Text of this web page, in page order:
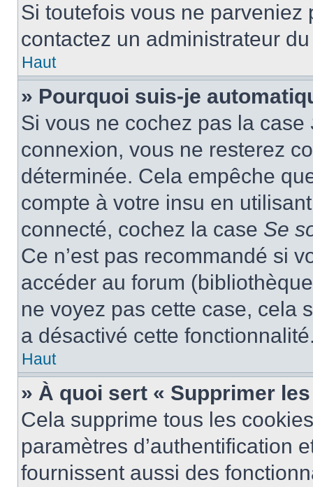
Si toutefois vous ne
contactez un administrateur
Haut
» Pourquoi suis-je
Si vous ne cochez pas la case
connexion, vous ne resterez
déterminée. Cela empêche
compte à votre insu en
connecté, cochez la case Se
Ce n’est pas recommandé si
accéder au forum
ne voyez pas cette case, cela
a désactivé cette
Haut
» À quoi sert « Supprimer
Cela supprime tous les
paramètres d’authentification
fournissent aussi des